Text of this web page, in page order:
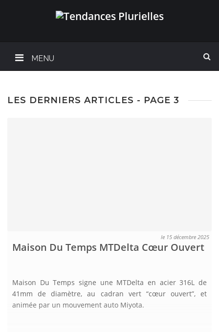
MENU
LES DERNIERS ARTICLES - PAGE 3
le 15 décembre 2025
Maison Du Temps MTDelta Cœur Ouvert
Maison Du Temps signe une MTDelta en acier 316L de
41mm de diamètre, au cadran vert “cœur ouvert”, et
animée par un mouvement auto Miyota.